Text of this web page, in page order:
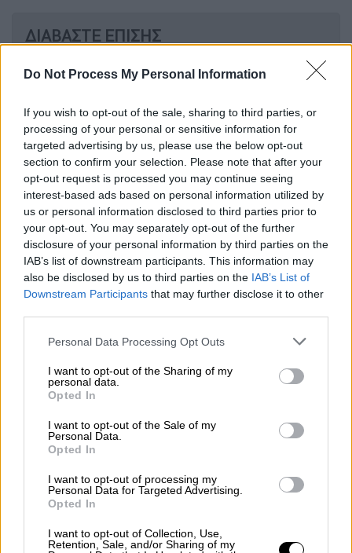
Do Not Process My Personal Information
If you wish to opt-out of the sale, sharing to third parties, or
processing of your personal or sensitive information for
targeted advertising by us, please use the below opt-out
section to confirm your selection. Please note that after your
opt-out request is processed you may continue seeing
interest-based ads based on personal information utilized by
us or personal information disclosed to third parties prior to
your opt-out. You may separately opt-out of the further
disclosure of your personal information by third parties on the
IAB’s list of downstream participants. This information may
also be disclosed by us to third parties on the IAB’s List of
Downstream Participants that may further disclose it to other
Please note that this website/app uses one or more Google
not limited to your visit or usage behaviour. You may click to
grant or deny consent to Google and its third-party tags to
use your data for below specified purposes in below Google
consent section.
Personal Data Processing Opt Outs
I want to opt-out of the Sharing of my
personal data.
Opted In
I want to opt-out of the Sale of my
Personal Data.
Opted In
I want to opt-out of processing my
Personal Data for Targeted Advertising.
Opted In
I want to opt-out of Collection, Use,
Retention, Sale, and/or Sharing of my
ΔΙΑΒΑΣΤΕ ΕΠΙΣΗΣ
Κόσμος|16.07.2024 10:20
τον Έλον Μασκ στην υποψηφιότητα
του Ντόναλντ Τραμπ
Κόσμος|17.07.2024 09:40
Απόπειρα δολοφονίας του Τραμπ:
Οργή κατά της Μυστικής Υπηρεσίας -
«Δεν βάλαμε σκοπευτές λόγω
κεκλιμένης οροφής»
Τι έγραψε στο Χ ο Έλον Μασκ
Αυτή είναι η σταγόνα που ξεχείλισε το
ποτήρι», έγραψε στο X. «Εξαιτίας αυτού του
προηγήθηκαν, που επιτίθενται τόσο σε
οικογένειες όσο και σε εταιρείες
θα μεταφέρει τώρα τα κεντρικά της γραφεία
από τοHawthorne της Καλιφόρνια στο
Starbase του Τέξας